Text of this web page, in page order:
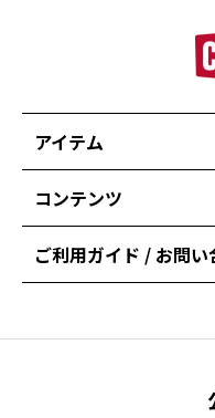
アイテム
コンテンツ
ご利用ガイド / お問い